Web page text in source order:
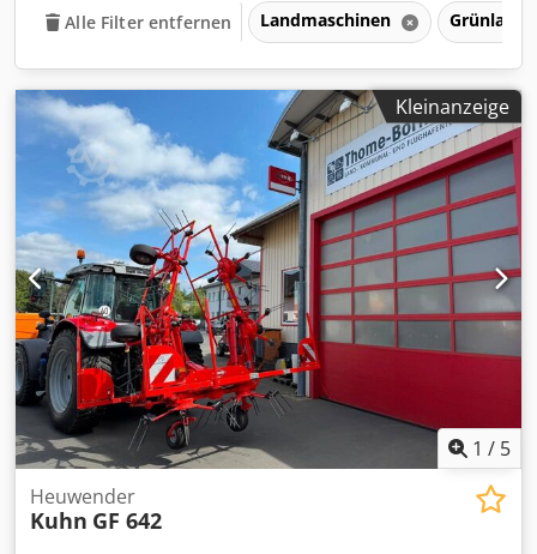
Alle Filter entfernen Landmaschinen
Kleinanzeige
1 / 5
Heuwender
Kuhn GF 642